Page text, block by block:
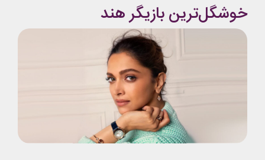
خوشگل‌ترین بازیگر هند